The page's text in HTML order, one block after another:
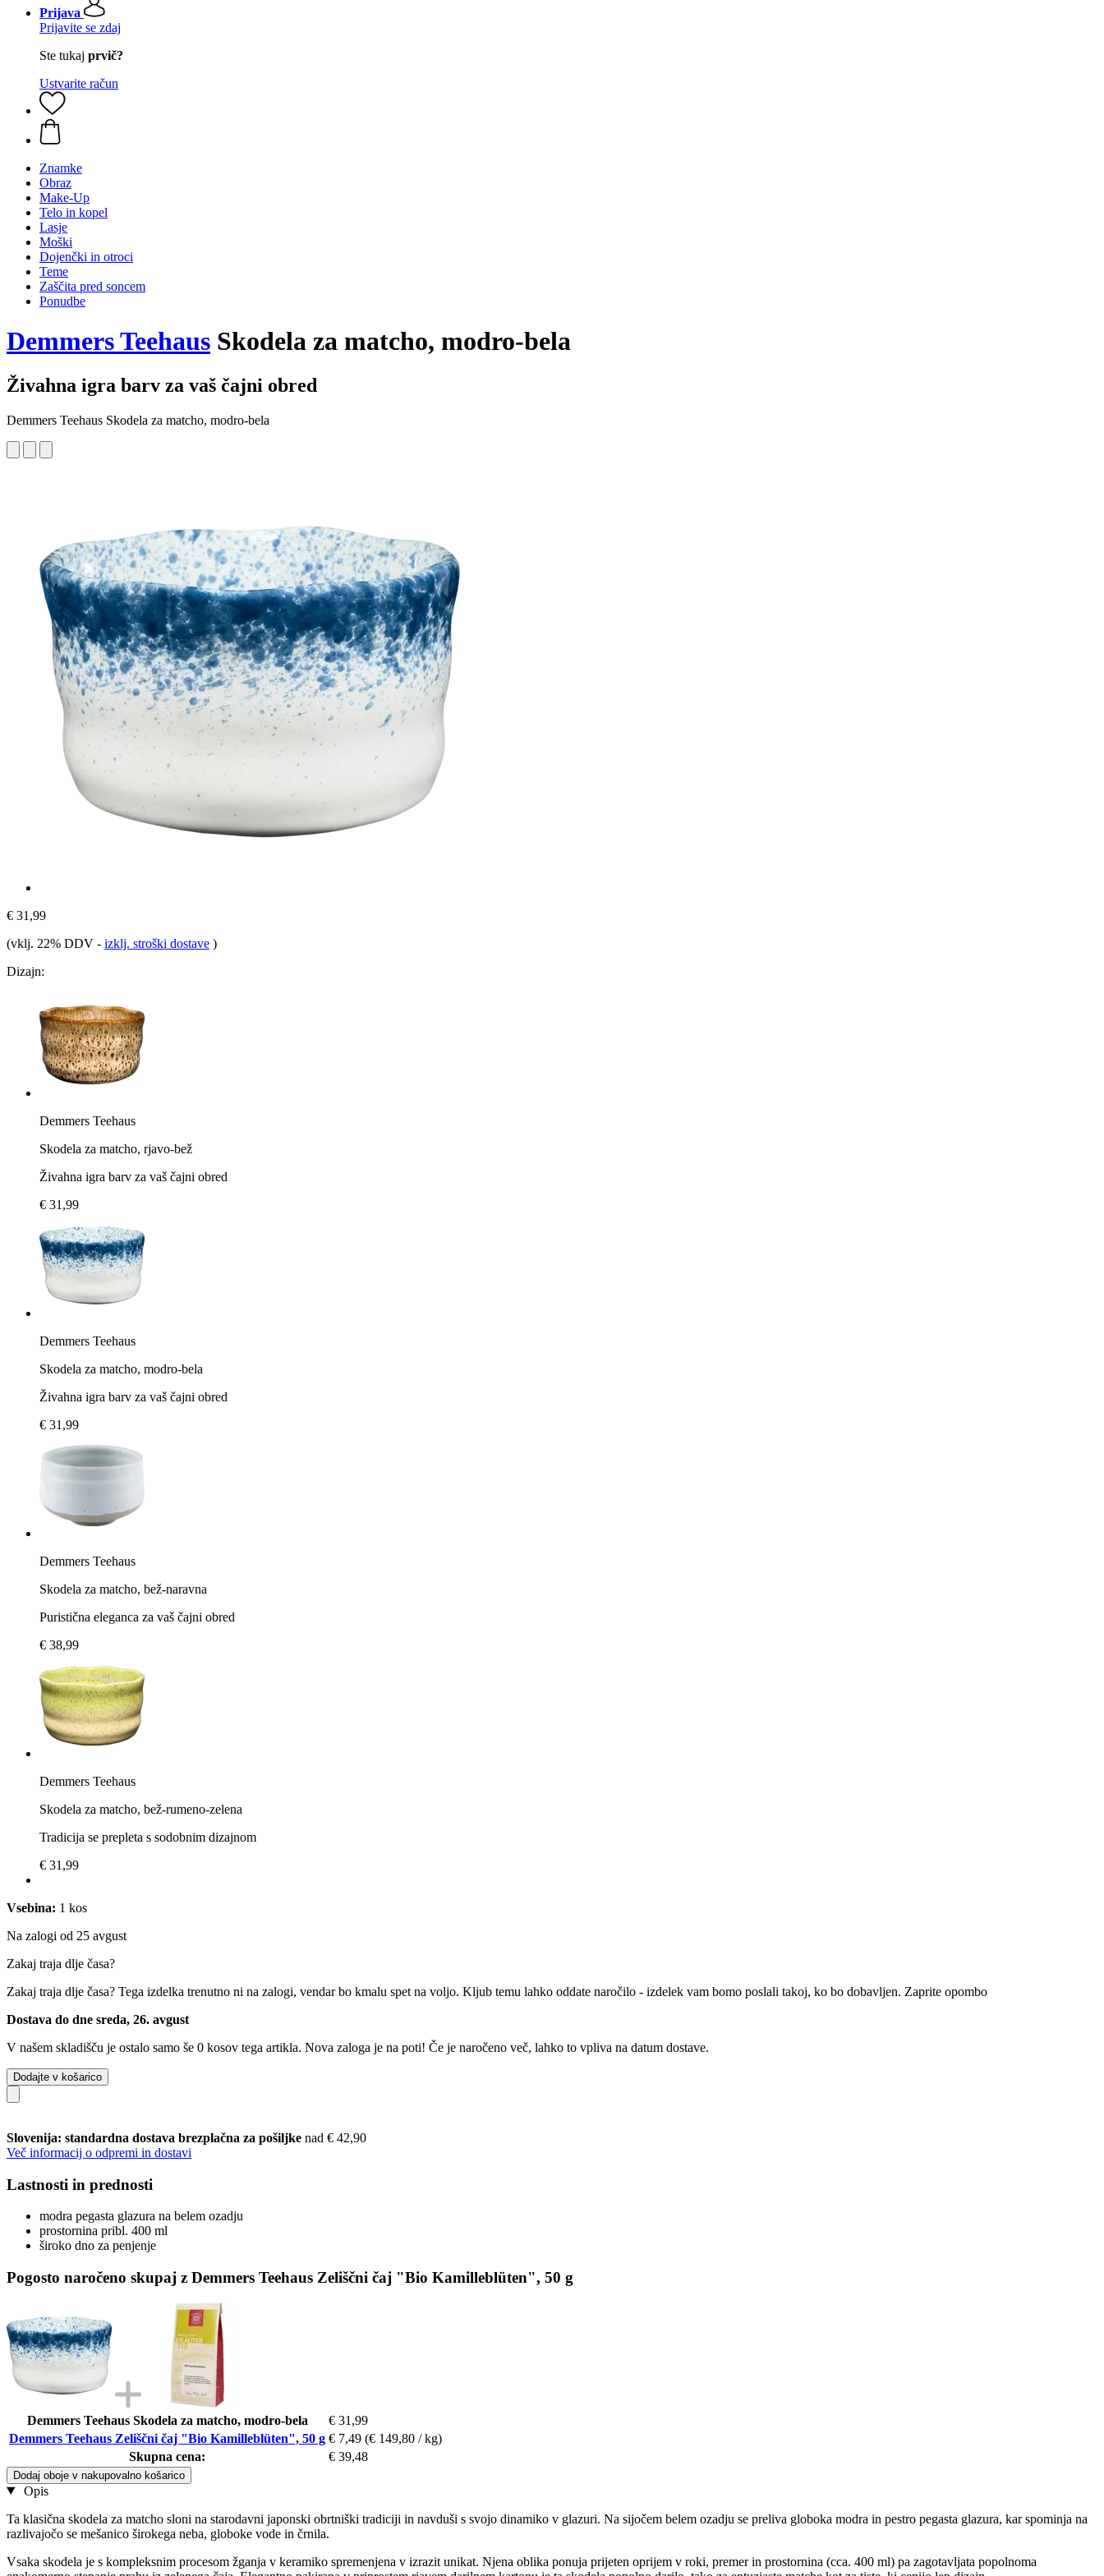
Prijava
Prijavite se zdaj
Ste tukaj prvič?
Ustvarite račun
Znamke
Obraz
Make-Up
Telo in kopel
Lasje
Moški
Dojenčki in otroci
Teme
Zaščita pred soncem
Ponudbe
Demmers Teehaus Skodela za matcho, modro-bela
Živahna igra barv za vaš čajni obred
Demmers Teehaus Skodela za matcho, modro-bela
€ 31,99
(vklj. 22% DDV - izklj. stroški dostave )
Dizajn:
Demmers Teehaus
Skodela za matcho, rjavo-bež
Živahna igra barv za vaš čajni obred
€ 31,99
Demmers Teehaus
Skodela za matcho, modro-bela
Živahna igra barv za vaš čajni obred
€ 31,99
Demmers Teehaus
Skodela za matcho, bež-naravna
Puristična eleganca za vaš čajni obred
€ 38,99
Demmers Teehaus
Skodela za matcho, bež-rumeno-zelena
Tradicija se prepleta s sodobnim dizajnom
€ 31,99
Vsebina: 1 kos
Na zalogi od 25 avgust
Zakaj traja dlje časa?
Zakaj traja dlje časa? Tega izdelka trenutno ni na zalogi, vendar bo kmalu spet na voljo. Kljub temu lahko oddate naročilo - izdelek vam bomo poslali takoj, ko bo dobavljen. Zaprite opombo
Dostava do dne sreda, 26. avgust
V našem skladišču je ostalo samo še 0 kosov tega artikla. Nova zaloga je na poti! Če je naročeno več, lahko to vpliva na datum dostave.
Dodajte v košarico
Slovenija: standardna dostava brezplačna za pošiljke nad € 42,90
Več informacij o odpremi in dostavi
Lastnosti in prednosti
modra pegasta glazura na belem ozadju
prostornina pribl. 400 ml
široko dno za penjenje
Pogosto naročeno skupaj z Demmers Teehaus Zeliščni čaj "Bio Kamilleblüten", 50 g
Demmers Teehaus Skodela za matcho, modro-bela
€ 31,99
Demmers Teehaus Zeliščni čaj "Bio Kamilleblüten", 50 g € 7,49 (€ 149,80 / kg)
Skupna cena:
€ 39,48
Dodaj oboje v nakupovalno košarico
Opis
Ta klasična skodela za matcho sloni na starodavni japonski obrtniški tradiciji in navduši s svojo dinamiko v glazuri. Na sijočem belem ozadju se preliva globoka modra in pestro pegasta glazura, kar spominja na
razlivajočo se mešanico širokega neba, globoke vode in črnila.
Vsaka skodela je s kompleksnim procesom žganja v keramiko spremenjena v izrazit unikat. Njena oblika ponuja prijeten oprijem v roki, premer in prostornina (cca. 400 ml) pa zagotavljata popolnoma